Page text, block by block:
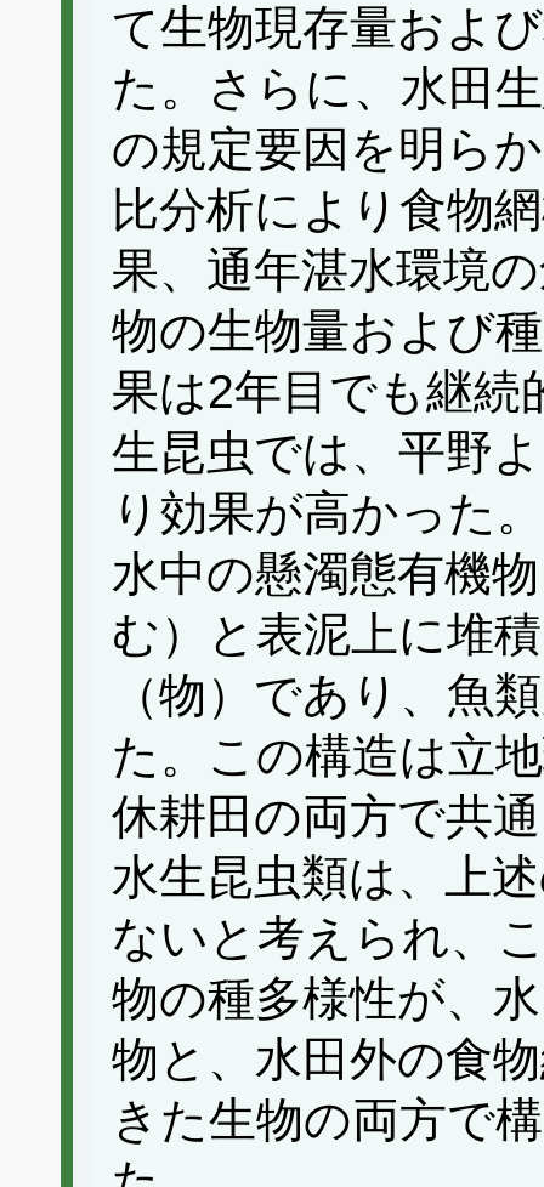
て生物現存量およ
た。さらに、水田
の規定要因を明ら
比分析により食物
果、通年湛水環境
物の生物量および
果は2年目でも継続
生昆虫では、平野
り効果が高かった
水中の懸濁態有機
む）と表泥上に堆
（物）であり、魚
た。この構造は立
休耕田の両方で共
水生昆虫類は、上
ないと考えられ、
物の種多様性が、
物と、水田外の食
きた生物の両方で